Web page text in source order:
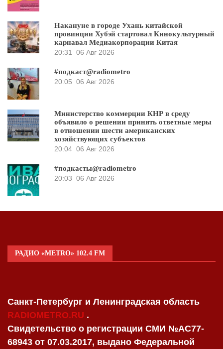
Накануне в городе Ухань китайской
провинции Хубэй стартовал Кинокультурный
карнавал Медиакорпорации Китая
20:31
06 Авг 2026
#подкаст@radiometro
20:05 06 Авг 2026
Министерство коммерции КНР в среду
объявило о решении принять ответные меры
в отношении шести американских
хозяйствующих субъектов
20:04 06 Авг 2026
#подкасты@radiometro
20:03 06 Авг 2026
РАДИО «METRO» 102.4 FM
Санкт-Петербург и Ленинградская область
RADIOMETRO.RU .
Свидетельство о регистрации СМИ №AC77-
68943 от 07.03.2017, выдано Федеральной